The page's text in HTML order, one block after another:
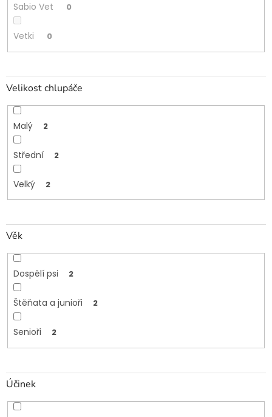
Sabio Vet 0
Vetki 0
Velikost chlupáče
Malý 2
Střední 2
Velký 2
Věk
Dospělí psi 2
Štěňata a junioři 2
Senioři 2
Účinek